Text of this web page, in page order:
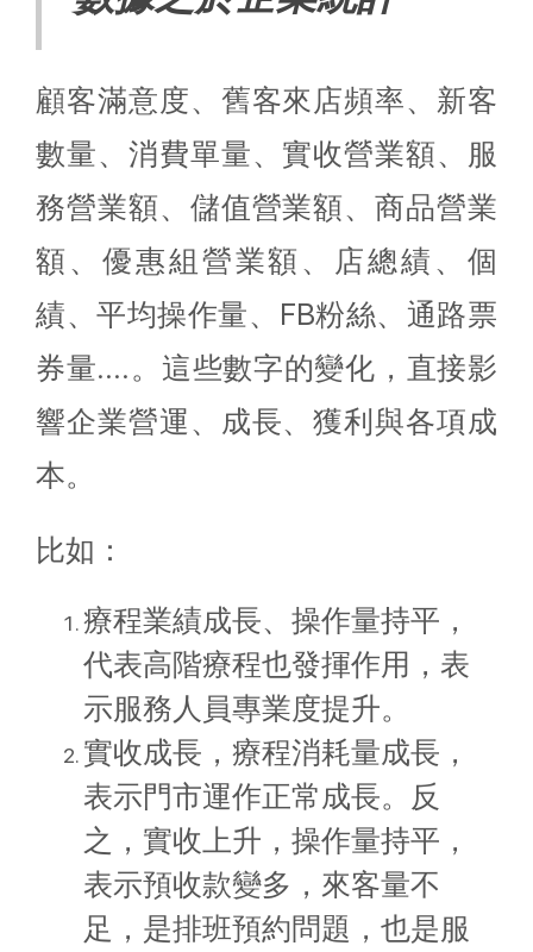
顧客滿意度、舊客來店頻率、新客
數量、消費單量、實收營業額、服
務營業額、儲值營業額、商品營業
額、優惠組營業額、店總績、個
績、平均操作量、FB粉絲、通路票
券量....。這些數字的變化，直接影
響企業營運、成長、獲利與各項成
本。
比如：
療程業績成長、操作量持平，
代表高階療程也發揮作用，表
示服務人員專業度提升。
實收成長，療程消耗量成長，
表示門市運作正常成長。反
之，實收上升，操作量持平，
表示預收款變多，來客量不
足，是排班預約問題，也是服